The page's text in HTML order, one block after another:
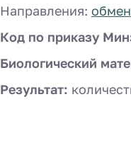
Направления:
Код по приказу
Биологический
Результат: